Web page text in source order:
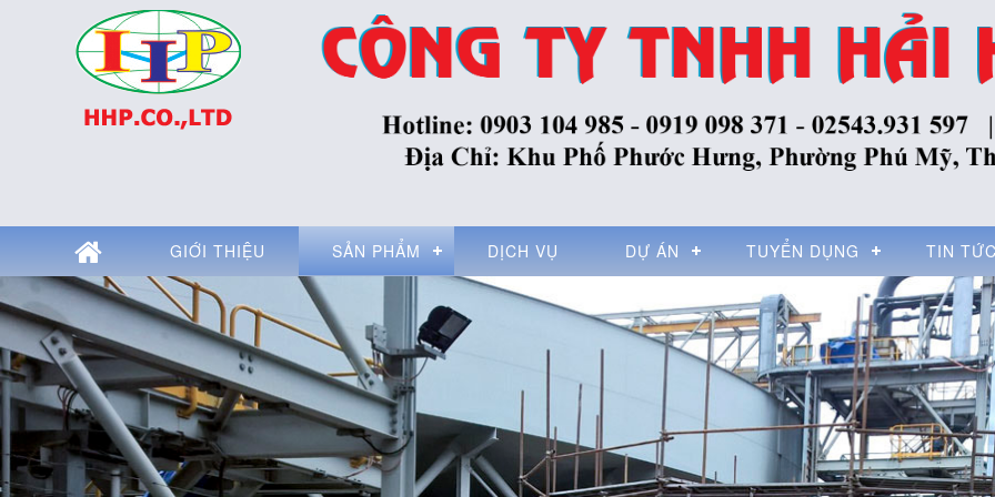
GIỚI THIỆU SẢN PHẨM DỊCH VỤ DỰ ÁN TUYỂN DỤNG TIN TỨC